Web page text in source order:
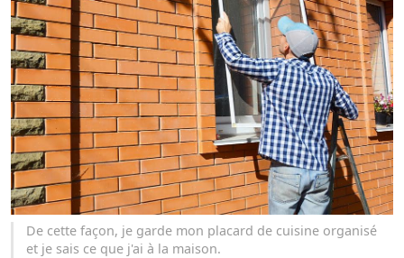
De cette façon, je garde mon placard de cuisine organisé
et je sais ce que j'ai à la maison.